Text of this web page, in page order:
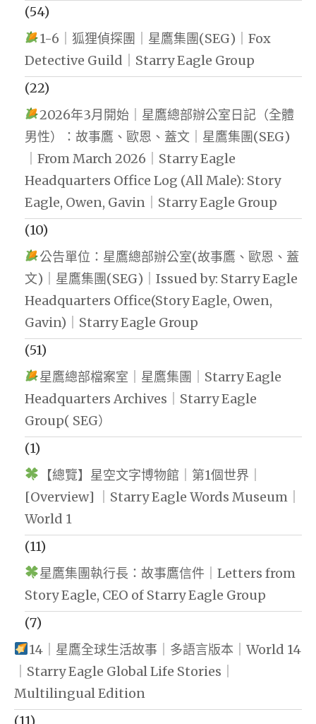
(54)
1-6｜狐狸偵探團｜星鷹集團(SEG)｜Fox
Detective Guild｜Starry Eagle Group
(22)
2026年3月開始｜星鷹總部辦公室日記（全體
男性）：故事鷹、歐恩、蓋文｜星鷹集團(SEG)
｜From March 2026｜Starry Eagle
Headquarters Office Log (All Male): Story
Eagle, Owen, Gavin｜Starry Eagle Group
(10)
公告單位：星鷹總部辦公室(故事鷹、歐恩、蓋
文)｜星鷹集團(SEG)｜Issued by: Starry Eagle
Headquarters Office(Story Eagle, Owen,
Gavin)｜Starry Eagle Group
(51)
星鷹總部檔案室｜星鷹集團｜Starry Eagle
Headquarters Archives｜Starry Eagle
Group( SEG）
(1)
【總覽】星空文字博物館｜第1個世界｜
[Overview] ｜Starry Eagle Words Museum｜
World 1
(11)
星鷹集團執行長：故事鷹信件｜Letters from
Story Eagle, CEO of Starry Eagle Group
(7)
14｜星鷹全球生活故事｜多語言版本｜World 14
｜Starry Eagle Global Life Stories｜
Multilingual Edition
(11)